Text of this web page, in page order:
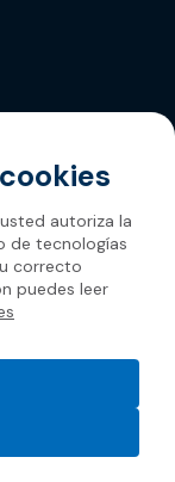
autoriza la
de tecnologías
correcto
puedes leer